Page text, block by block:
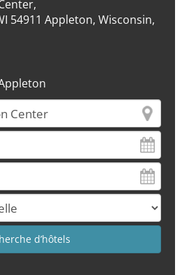
54911 Appleton, Wisconsin,